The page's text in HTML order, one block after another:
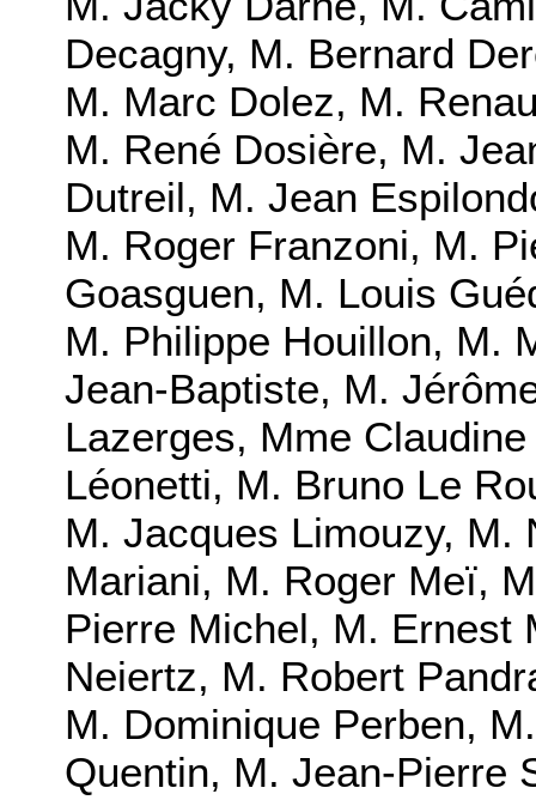
Decagny, M. Bernard
M. Marc Dolez, M.
M. René Dosière, M.
Dutreil, M. Jean
M. Roger Franzoni, M.
Goasguen, M. Louis
M. Philippe Houillon, M.
Jean-Baptiste, M.
Lazerges, Mme
Léonetti, M. Bruno Le
M. Jacques Limouzy, M.
Mariani, M. Roger Meï,
Pierre Michel, M. Ernest
Neiertz, M. Robert
M. Dominique Perben,
Quentin, M. Jean-Pierre